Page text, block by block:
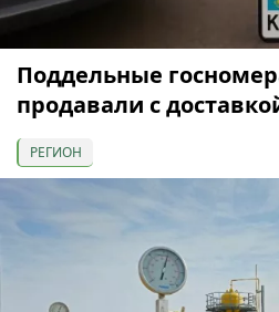
Поддельные
продавали с
РЕГИОН